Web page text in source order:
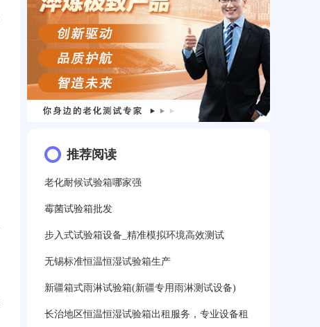
推荐阅读
老化耐候试验箱哪家强
霉菌试验箱批发
步入式试验箱设备_精准模拟环境高效测试
无锡标准恒温恒湿试验箱生产
新疆箱式雨淋试验箱(新疆专用雨淋测试设备)
长治地区恒温恒湿试验箱出租服务，专业设备租